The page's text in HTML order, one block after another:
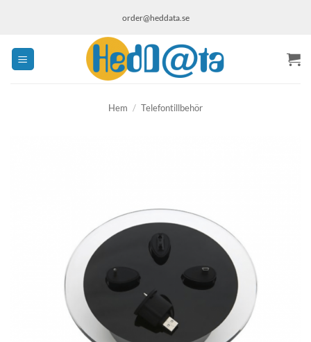
order@heddata.se
Hem / Telefontillbehör